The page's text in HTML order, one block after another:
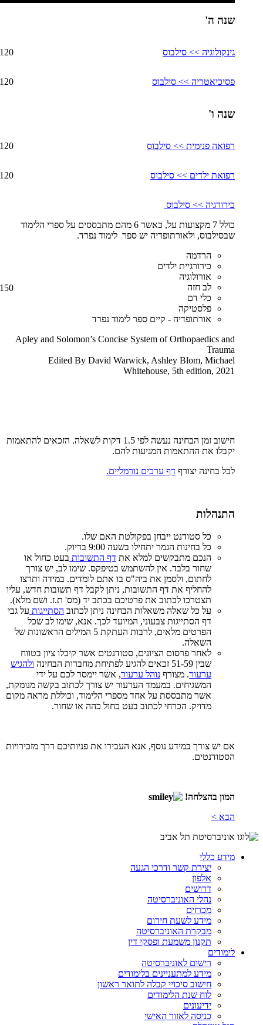
שנה ה'
גינקולוגיה >> סילבוס 120
פסיכיאטריה >> סילבוס 120
שנה ו'
רפואה פנימית >> סילבוס 120
רפואת ילדים >> סילבוס 120
כירורגיה >> סילבוס
כולל 7 מקצועות על, כאשר 6 מהם מתבססים על ספרי הלימוד
שבסילבוס, ולאורתופדיה יש ספר לימוד נפרד.
הרדמה
כירורגיית ילדים
אורולוגיה
לב חזה
כלי דם
פלסטיקה
אורתופדיה - קיים ספר לימוד נפרד
Apley and Solomon’s Concise System of Orthopaedics and
Trauma
Edited By David Warwick, Ashley Blom, Michael
Whitehouse, 5th edition, 2021
150
חישוב זמן הבחינה נעשה לפי 1.5 דקות לשאלה. הזכאים להתאמות
יקבלו את ההתאמות המגיעות להם.
לכל בחינה יצורף דף ערכים נורמליים.
התנהלות
כל סטודנט ייבחן בפקולטת האם שלו.
כל בחינות הגמר יתחילו בשעה 9:00 בדיוק.
הנכם מתבקשים למלא את דף התשובות בעט כחול או
שחור בלבד. אין להשתמש בטיפקס. שימו לב, יש צורך
לחתום, ולסמן את ביה"ס בו אתם לומדים. במידה ותרצו
להחליף את דף התשובות, ניתן לקבל דף תשובות חדש, עליו
תצטרכו לכתוב את פרטיכם בכתב יד (מס' ת.ז. ושם מלא).
על כל שאלה משאלות הבחינה ניתן לכתוב הסתייגות על גבי
דף הסתייגות צבעוני, המיועד לכך. אנא, שימו לב שכל
הפרטים מלאים, לרבות העתקת 5 המילים הראשונות של
השאלה.
לאחר פרסום הציונים, סטודנטים אשר קיבלו ציון בטווח
שבין 51-59 זכאים להגיע לפתיחת מחברות הבחינה
ולהגיש
ערעור. מצורף נוהל ערעור, אשר יימסר לכם על ידי
המשגיחים. במעמד הערעור יש צורך לכתוב בקשה מנומקת,
אשר מתבססת על אחד מספרי הלימוד, וכוללת מראה מקום
מדויק. הכרחי לכתוב בעט כחול כהה או שחור.
אם יש צורך במידע נוסף, אנא העבירו את פניותיכם דרך מזכירויות
הסטודנטים.
המון בהצלחה!
הבא >
מידע כללי
יצירת קשר ודרכי הגעה
אלפון
דרושים
נהלי האוניברסיטה
מכרזים
מידע לשעת חירום
מבקרת האוניברסיטה
תקנון משמעת ופסקי דין
לימודים
רישום לאוניברסיטה
מידע למתעניינים בלימודים
חישוב סיכויי קבלה לתואר ראשון
לוח שנת הלימודים
ידיעונים
כניסה לאזור האישי